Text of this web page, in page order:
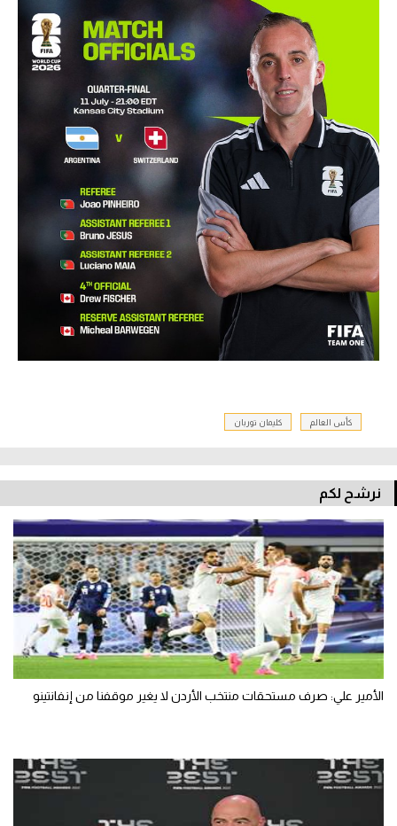
كأس العالم كليمان توربان
نرشح لكم
الأمير علي: صرف مستحقات منتخب الأردن لا يغير موقفنا من إنفانتينو